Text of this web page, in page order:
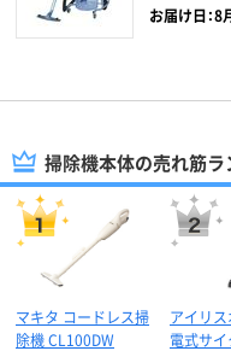
お届け日：8
掃除機本体の売れ筋ラ
マキタ コードレス掃
除機 CL100DW
アイリ
電式サ